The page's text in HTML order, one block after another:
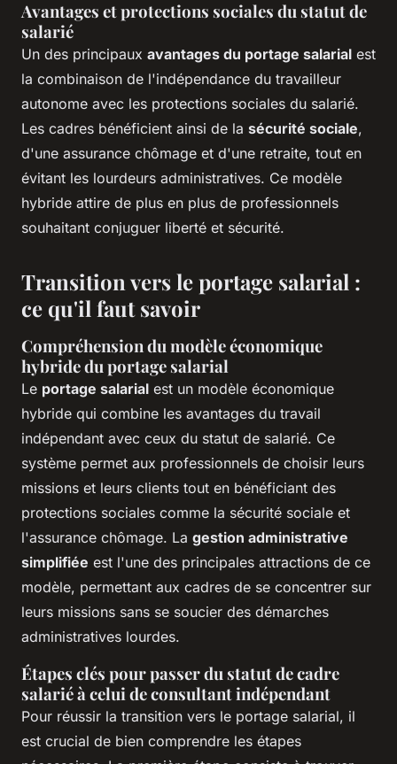
Avantages et protections sociales du statut de
salarié
Un des principaux avantages du portage salarial est
la combinaison de l'indépendance du travailleur
autonome avec les protections sociales du salarié.
Les cadres bénéficient ainsi de la sécurité sociale,
d'une assurance chômage et d'une retraite, tout en
évitant les lourdeurs administratives. Ce modèle
hybride attire de plus en plus de professionnels
souhaitant conjuguer liberté et sécurité.
Transition vers le portage salarial :
ce qu'il faut savoir
Compréhension du modèle économique
hybride du portage salarial
Le portage salarial est un modèle économique
hybride qui combine les avantages du travail
indépendant avec ceux du statut de salarié. Ce
système permet aux professionnels de choisir leurs
missions et leurs clients tout en bénéficiant des
protections sociales comme la sécurité sociale et
l'assurance chômage. La gestion administrative
simplifiée est l'une des principales attractions de ce
modèle, permettant aux cadres de se concentrer sur
leurs missions sans se soucier des démarches
administratives lourdes.
Étapes clés pour passer du statut de cadre
salarié à celui de consultant indépendant
Pour réussir la transition vers le portage salarial, il
est crucial de bien comprendre les étapes